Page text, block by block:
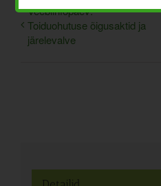
Veebiinfopäev:
Toiduohutuse õigusaktid ja
järelevalve